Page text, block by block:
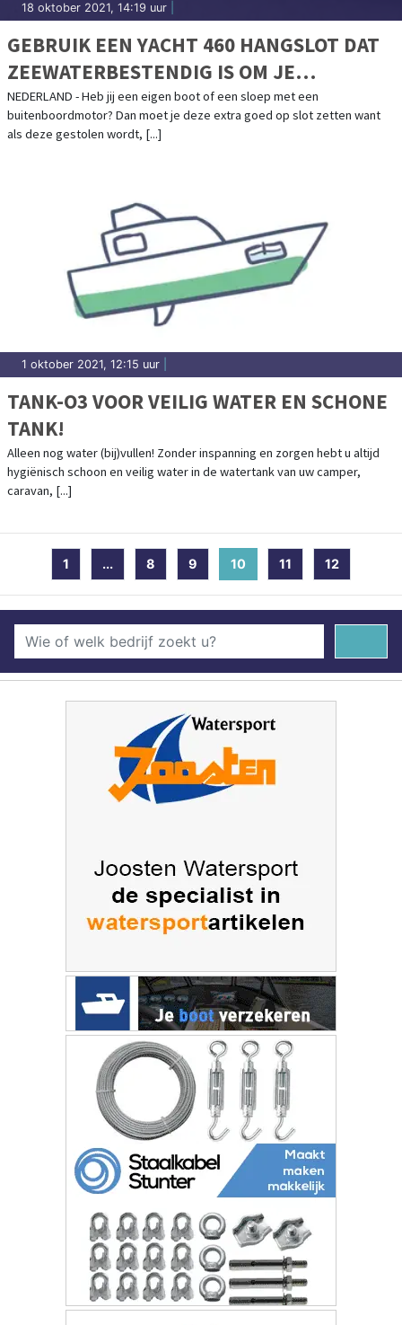
18 oktober 2021, 14:19 uur
GEBRUIK EEN YACHT 460 HANGSLOT DAT
ZEEWATERBESTENDIG IS OM JE
BUITENBOORDMOTOR OPTIMAAL TE
BEVEILIGEN
NEDERLAND - Heb jij een eigen boot of een sloep met een
buitenboordmotor? Dan moet je deze extra goed op slot zetten want
als deze gestolen wordt, [...]
1 oktober 2021, 12:15 uur
TANK-O3 VOOR VEILIG WATER EN SCHONE
TANK!
Alleen nog water (bij)vullen! Zonder inspanning en zorgen hebt u altijd
hygiënisch schoon en veilig water in de watertank van uw camper,
caravan, [...]
1 ... 8 9 10 (current)
11 12